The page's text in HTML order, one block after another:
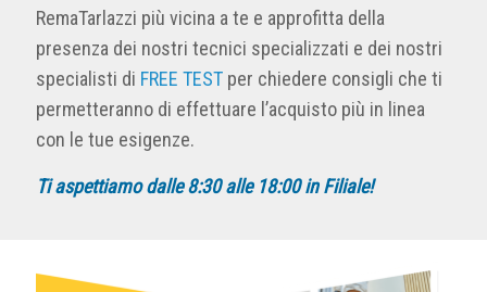
RemaTarlazzi più vicina a te e approfitta della
presenza dei nostri tecnici specializzati e dei nostri
specialisti di FREE TEST per chiedere consigli che ti
permetteranno di effettuare l’acquisto più in linea
con le tue esigenze.
Ti aspettiamo dalle 8:30 alle 18:00 in Filiale!